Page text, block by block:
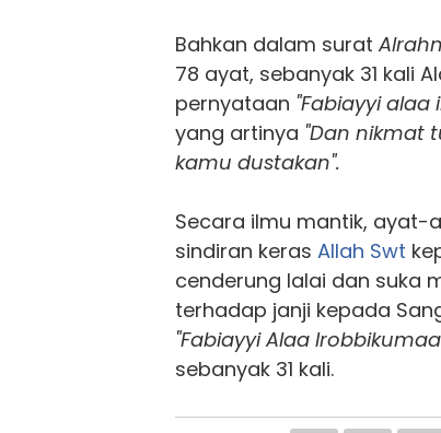
Bahkan dalam surat
78 ayat, sebanyak 31 kali
pernyataan "Fabiayyi
yang artinya "Dan nikmat
kamu dustakan".
Secara ilmu mantik, ayat-
sindiran keras Allah Swt
cenderung lalai dan suka
terhadap janji kepada
"Fabiayyi Alaa
sebanyak 31 kali.